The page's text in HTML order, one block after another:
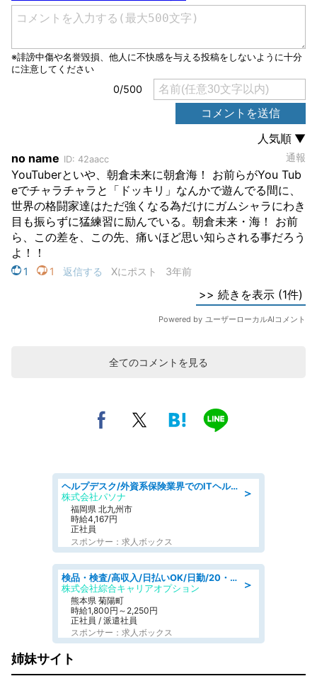
全てのコメントを見る
＞
ヘルプデスク/外資系保険業界でのITヘルプデスク業務/駅近/即日勤務可/ヘルプデスク
株式会社パソナ
福岡県 北九州市
時給4,167円
正社員
スポンサー：求人ボックス
＞
検品・検査/高収入/日払いOK/日勤/20・30・40代活躍中/製造 工場
株式会社綜合キャリアオプション
熊本県 菊陽町
時給1,800円～2,250円
正社員 / 派遣社員
スポンサー：求人ボックス
姉妹サイト